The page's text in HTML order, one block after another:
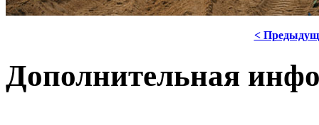
<
Дополнительная